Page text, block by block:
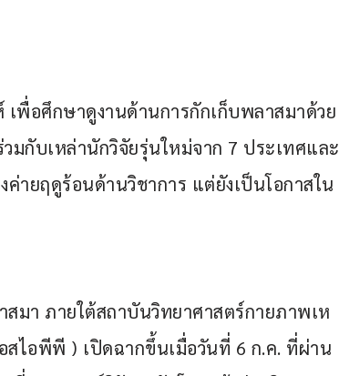
เพื่อศึกษาดูงานด้านการกักเก็บพลาสมาด้วย
มกับเหล่านักวิจัยรุ่นใหม่จาก 7 ประเทศและ
ายฤดูร้อนด้านวิชาการ แต่ยังเป็นโอกาสใน
มา ภายใต้สถาบันวิทยาศาสตร์กายภาพเห
สไอพีพี ) เปิดฉากขึ้นเมื่อวันที่ 6 ก.ค. ที่ผ่าน